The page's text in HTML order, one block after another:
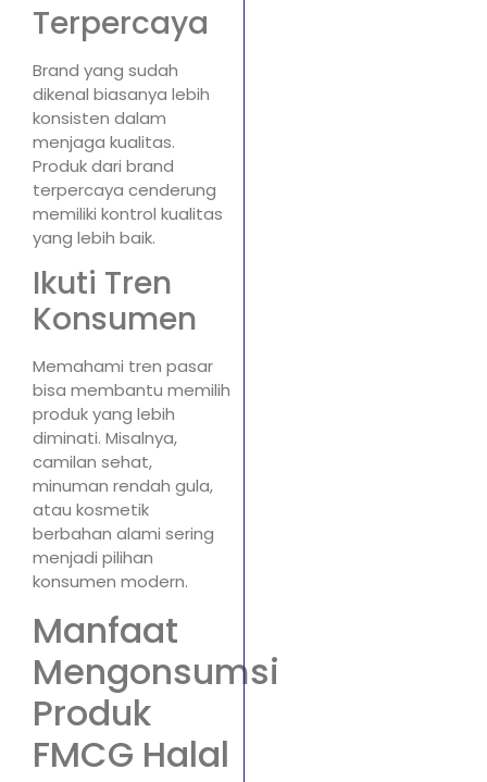
Terpercaya
Brand yang sudah
dikenal biasanya lebih
konsisten dalam
menjaga kualitas.
Produk dari brand
terpercaya cenderung
memiliki kontrol kualitas
yang lebih baik.
Ikuti Tren
Konsumen
Memahami tren pasar
bisa membantu memilih
produk yang lebih
diminati. Misalnya,
camilan sehat,
minuman rendah gula,
atau kosmetik
berbahan alami sering
menjadi pilihan
konsumen modern.
Manfaat
Mengonsumsi
Produk
FMCG Halal